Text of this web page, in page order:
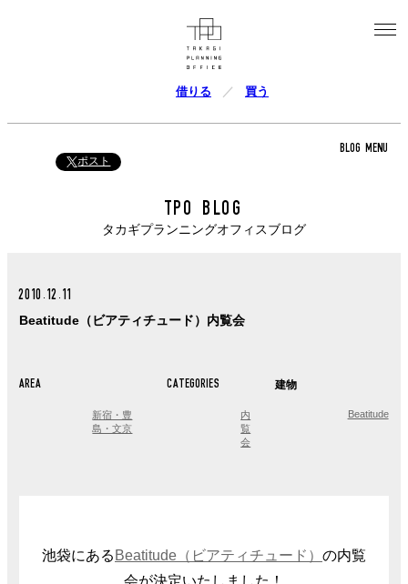
借りる 買う
ポスト
BLOG MENU
TPO BLOG
タカギプランニングオフィスブログ
2010.12.11
Beatitude（ビアティチュード）内覧会
AREA
新宿・豊
島・文京
CATEGORIES
内
覧
会
建物
Beatitude
池袋にある Beatitude（ビアティチュード） の内覧
会が決定いたしました！